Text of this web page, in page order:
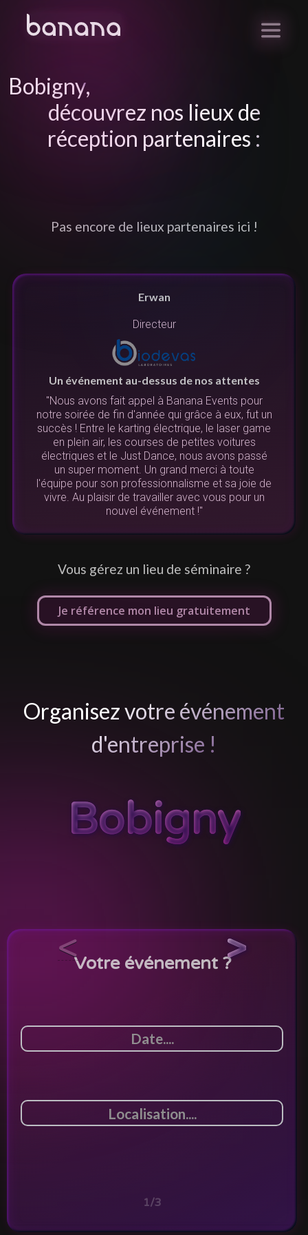
Bobigny,
découvrez nos lieux de
réception partenaires :
Pas encore de lieux partenaires ici !
Erwan
Directeur
Un événement au-dessus de nos attentes
"Nous avons fait appel à Banana Events pour
notre soirée de fin d'année qui grâce à eux, fut un
succès ! Entre le karting électrique, le laser game
en plein air, les courses de petites voitures
électriques et le Just Dance, nous avons passé
un super moment. Un grand merci à toute
l'équipe pour son professionnalisme et sa joie de
vivre. Au plaisir de travailler avec vous pour un
nouvel événement !"
Vous gérez un lieu de séminaire ?
Je référence mon lieu gratuitement
Organisez votre événement
d'entreprise !
Bobigny
Votre événement ?
1/3
< >